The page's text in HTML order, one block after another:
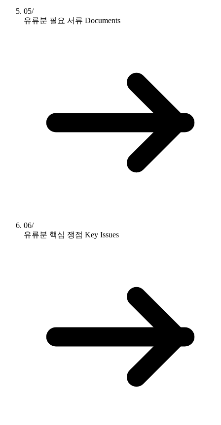
05/
유류분 필요 서류 Documents
06/
유류분 핵심 쟁점 Key Issues